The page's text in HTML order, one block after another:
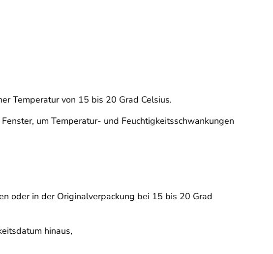
Temperatur von 15 bis 20 Grad Celsius.
um Temperatur- und Feuchtigkeitsschwankungen
oder in der Originalverpackung bei 15 bis 20 Grad
hinaus,